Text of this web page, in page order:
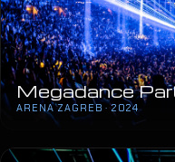
Megadance
ARENA ZAGREB · 2024